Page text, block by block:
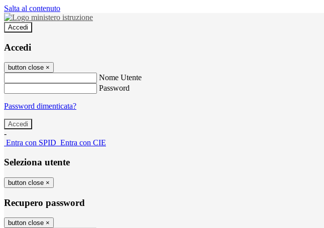
Salta al contenuto
Accedi
Accedi
button close ×
Nome Utente
Password
Password dimenticata?
-
Entra con SPID Entra con CIE
Seleziona utente
button close ×
Recupero password
button close ×